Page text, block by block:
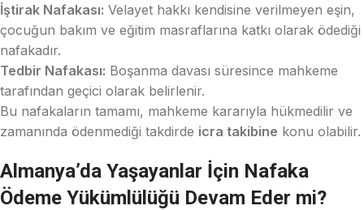
İştirak Nafakası: Velayet hakkı kendisine verilmeyen eşin,
çocuğun bakım ve eğitim masraflarına katkı olarak ödediği
nafakadır.
Tedbir Nafakası: Boşanma davası süresince mahkeme
tarafından geçici olarak belirlenir.
Bu nafakaların tamamı, mahkeme kararıyla hükmedilir ve
zamanında ödenmediği takdirde icra takibine konu olabilir.
Almanya’da Yaşayanlar İçin Nafaka
Ödeme Yükümlülüğü Devam Eder mi?